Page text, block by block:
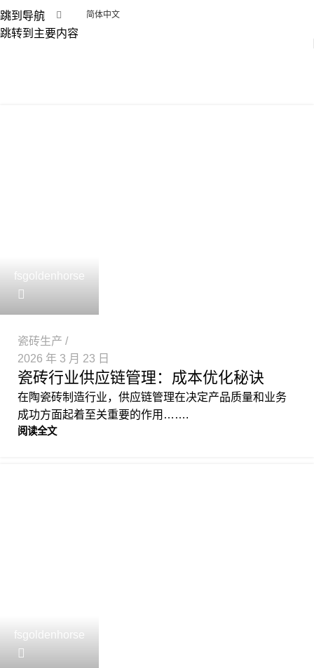
跳到导航
跳转到主要内容
简体中文
fsgoldenhorse
瓷砖生产
2026 年 3 月 23 日
瓷砖行业供应链管理：成本优化秘诀
在陶瓷砖制造行业，供应链管理在决定产品质量和业务
成功方面起着至关重要的作用…….
阅读全文
fsgoldenhorse